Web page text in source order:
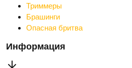
Триммеры
Брашинги
Опасная бритва
Информация